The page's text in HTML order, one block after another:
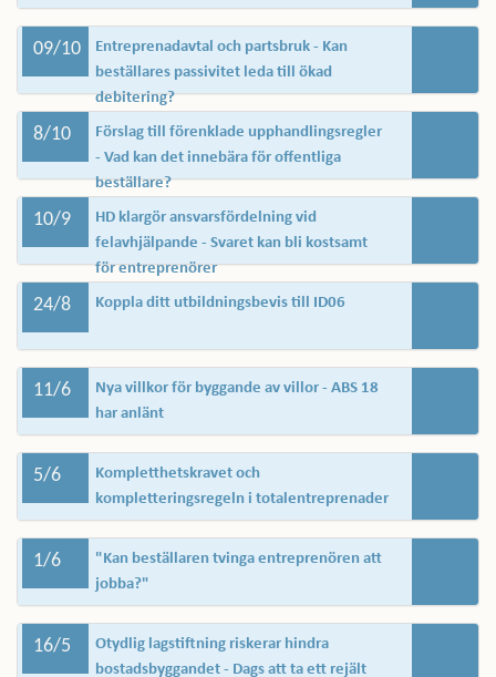
09/10
Entreprenadavtal och partsbruk - Kan
beställares passivitet leda till ökad
debitering?
8/10
Förslag till förenklade upphandlingsregler
- Vad kan det innebära för offentliga
beställare?
10/9
HD klargör ansvarsfördelning vid
felavhjälpande - Svaret kan bli kostsamt
för entreprenörer
24/8 Koppla ditt utbildningsbevis till ID06
11/6
Nya villkor för byggande av villor - ABS 18
har anlänt
5/6
Kompletthetskravet och
kompletteringsregeln i totalentreprenader
1/6
"Kan beställaren tvinga entreprenören att
jobba?"
16/5
Otydlig lagstiftning riskerar hindra
bostadsbyggandet - Dags att ta ett rejält